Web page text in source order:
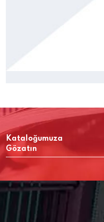
Kataloğumuza
Gözatın